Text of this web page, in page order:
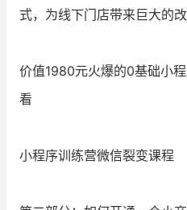
式，为线下门店带来巨大的改
价值1980元火爆的0基础小
看
小程序训练营微信裂变课程